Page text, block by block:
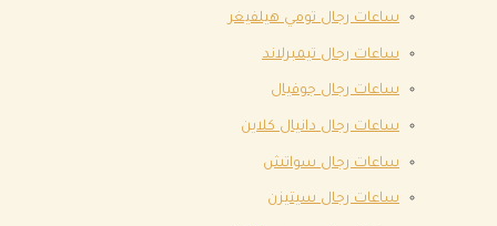
ساعات رجال تومي هيلفيغر
ساعات رجال تيمبرلاند
ساعات رجال جوفيال
ساعات رجال دانيال كلاين
ساعات رجال سواتش
ساعات رجال سيتيزن